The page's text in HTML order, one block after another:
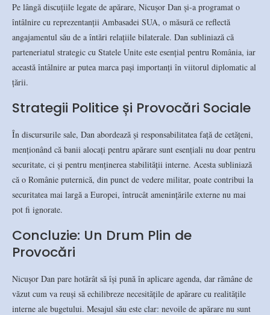
Pe lângă discuțiile legate de apărare, Nicușor Dan și-a programat o
întâlnire cu reprezentanții Ambasadei SUA, o măsură ce reflectă
angajamentul său de a întări relațiile bilaterale. Dan subliniază că
parteneriatul strategic cu Statele Unite este esențial pentru România, iar
această întâlnire ar putea marca pași importanți în viitorul diplomatic al
țării.
Strategii Politice și Provocări Sociale
În discursurile sale, Dan abordează și responsabilitatea față de cetățeni,
menționând că banii alocați pentru apărare sunt esențiali nu doar pentru
securitate, ci și pentru menținerea stabilității interne. Acesta subliniază
că o Românie puternică, din punct de vedere militar, poate contribui la
securitatea mai largă a Europei, întrucât amenințările externe nu mai
pot fi ignorate.
Concluzie: Un Drum Plin de
Provocări
Nicușor Dan pare hotărât să își pună în aplicare agenda, dar rămâne de
văzut cum va reuși să echilibreze necesitățile de apărare cu realitățile
interne ale bugetului. Mesajul său este clar: nevoile de apărare nu sunt